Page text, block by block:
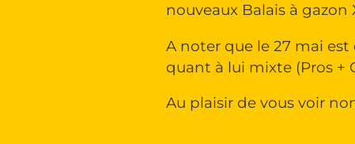
nouveaux Balais à
A noter que le 27 mai est
quant à lui mixte (Pros +
Au plaisir de vous voir